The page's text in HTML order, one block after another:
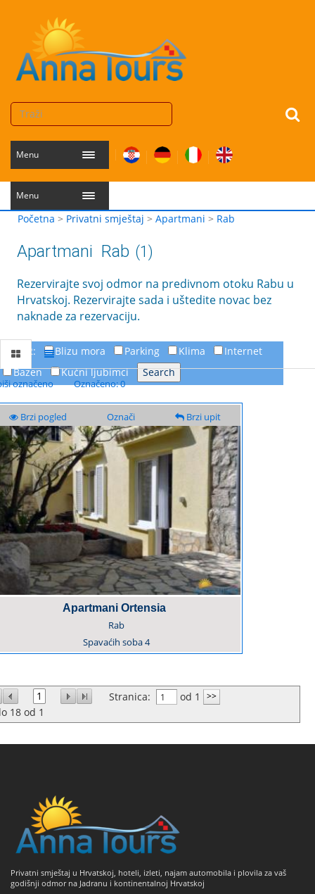
Menu
Menu
Početna > Privatni smještaj > Apartmani > Rab
Apartmani Rab (1)
Rezervirajte svoj odmor na predivnom otoku Rabu u
Hrvatskoj. Rezervirajte sada i uštedite novac bez
naknade za rezervaciju.
FILTER: Blizu mora Parking Klima
Internet
Bazen
Kućni ljubimci
označeno Označeno: 0
Brzi pogled Označi Brzi upit
Apartmani Ortensia
Rab
Spavaćih soba4
1 Stranica:
od 1
18 od 1
Privatni smještaj u Hrvatskoj, hoteli, izleti, najam automobila i plovila za vaš
godišnji odmor na Jadranu i kontinentalnoj Hrvatskoj